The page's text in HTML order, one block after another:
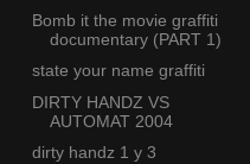
Bomb it the movie graffiti
documentary (PART 1)
state your name graffiti
DIRTY HANDZ VS
AUTOMAT 2004
dirty handz 1 y 3